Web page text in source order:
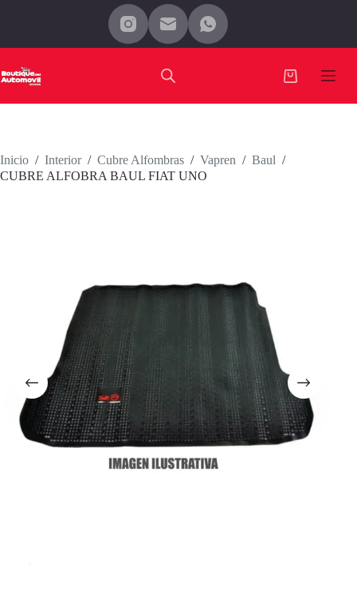
Carro
Inicio / Interior / Cubre Alfombras / Vapren / Baul /
CUBRE ALFOBRA BAUL FIAT UNO